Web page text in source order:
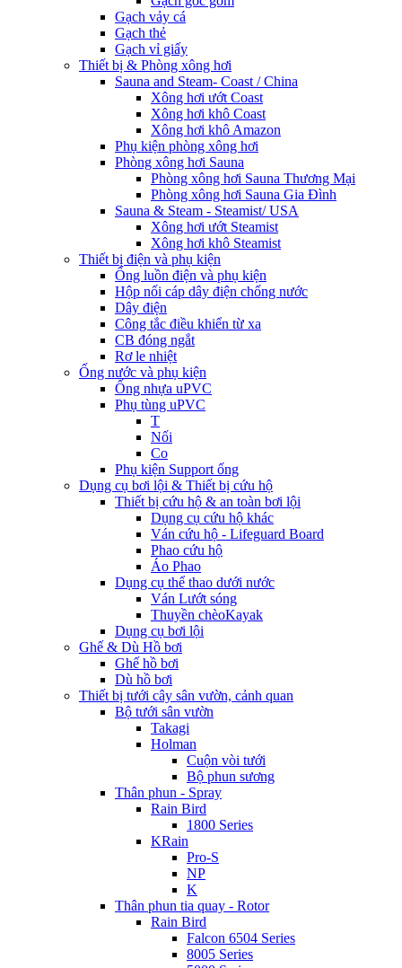
Gạch vảy cá
Gạch thẻ
Gạch vỉ giấy
Thiết bị & Phòng xông hơi
Sauna and Steam- Coast / China
Xông hơi ướt Coast
Xông hơi khô Coast
Xông hơi khô Amazon
Phụ kiện phòng xông hơi
Phòng xông hơi Sauna
Phòng xông hơi Sauna Thương Mại
Phòng xông hơi Sauna Gia Đình
Sauna & Steam - Steamist/ USA
Xông hơi ướt Steamist
Xông hơi khô Steamist
Thiết bị điện và phụ kiện
Ống luồn điện và phụ kiện
Hộp nối cáp dây điện chống nước
Dây điện
Công tắc điều khiển từ xa
CB đóng ngắt
Rơ le nhiệt
Ống nước và phụ kiện
Ống nhựa uPVC
Phụ tùng uPVC
T
Nối
Co
Phụ kiện Support ống
Dụng cụ bơi lội & Thiết bị cứu hộ
Thiết bị cứu hộ & an toàn bơi lội
Dụng cụ cứu hộ khác
Ván cứu hộ - Lifeguard Board
Phao cứu hộ
Áo Phao
Dụng cụ thể thao dưới nước
Ván Lướt sóng
Thuyền chèoKayak
Dụng cụ bơi lội
Ghế & Dù Hồ bơi
Ghế hồ bơi
Dù hồ bơi
Thiết bị tưới cây sân vườn, cảnh quan
Bộ tưới sân vườn
Takagi
Holman
Cuộn vòi tưới
Bộ phun sương
Thân phun - Spray
Rain Bird
1800 Series
KRain
Pro-S
NP
K
Thân phun tia quay - Rotor
Rain Bird
Falcon 6504 Series
8005 Series